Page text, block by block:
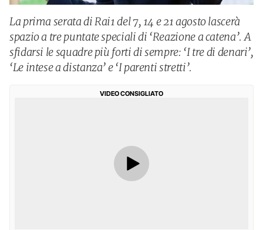
La prima serata di Rai1 del 7, 14 e 21 agosto lascerà
spazio a tre puntate speciali di ‘Reazione a catena’. A
sfidarsi le squadre più forti di sempre: ‘I tre di denari’,
‘Le intese a distanza’ e ‘I parenti stretti’.
VIDEO CONSIGLIATO